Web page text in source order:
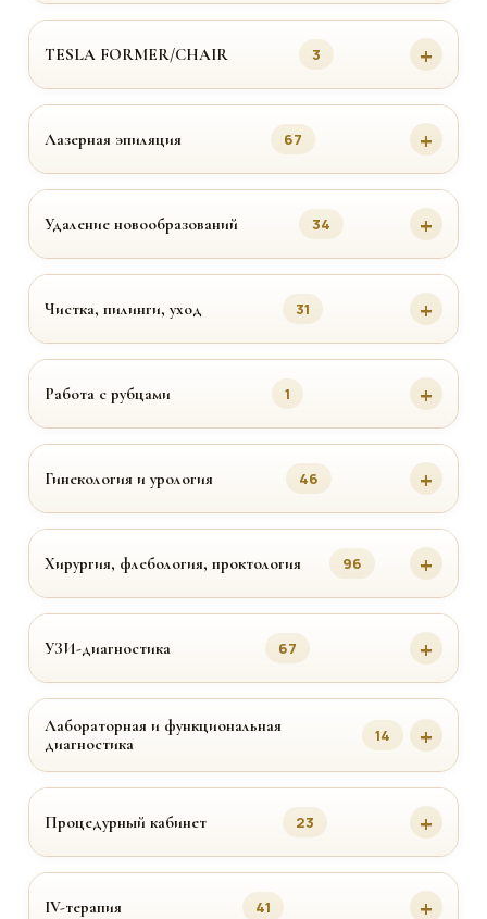
TESLA FORMER/CHAIR 3
Лазерная эпиляция 67
Удаление новообразований 34
Чистка, пилинги, уход 31
Работа с рубцами 1
Гинекология и урология 46
Хирургия, флебология, проктология 96
УЗИ-диагностика 67
Лабораторная и функциональная
диагностика
14
Процедурный кабинет 23
IV-терапия 41